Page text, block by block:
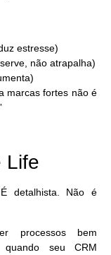
estresse)
não atrapalha)
marcas fortes não é
Life
detalhista. Não é
processos bem
quando seu CRM